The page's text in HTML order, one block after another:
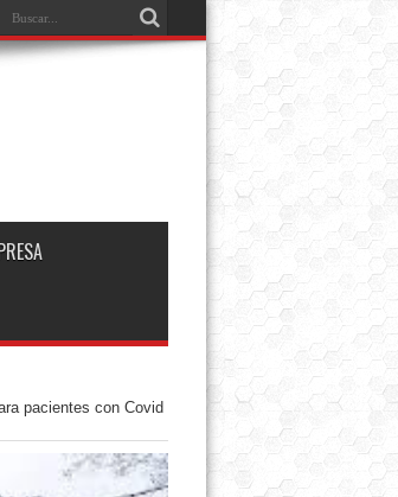
pacientes con Covid